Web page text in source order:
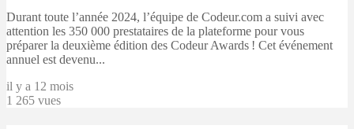
Durant toute l’année 2024, l’équipe de Codeur.com a suivi avec
attention les 350 000 prestataires de la plateforme pour vous
préparer la deuxième édition des Codeur Awards ! Cet événement
annuel est devenu...
il y a 12 mois
1 265 vues